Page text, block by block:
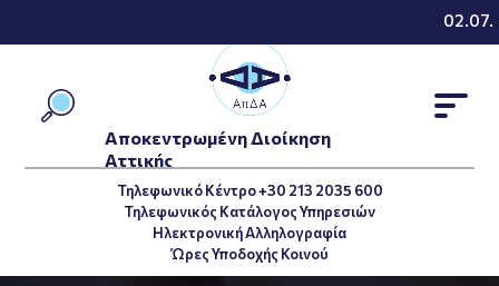
Τηλεφωνικό Κέντρο +30 213 2035 600
Τηλεφωνικός Κατάλογος Υπηρεσιών
Ηλεκτρονική Αλληλογραφία
Ώρες Υποδοχής Κοινού
Αποκεντρωμένη Διοίκηση
Αττικής